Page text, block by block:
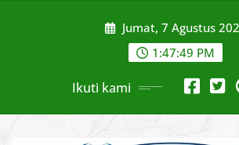
Jumat, 7 Agustus
1:47:50 PM
Ikuti kami